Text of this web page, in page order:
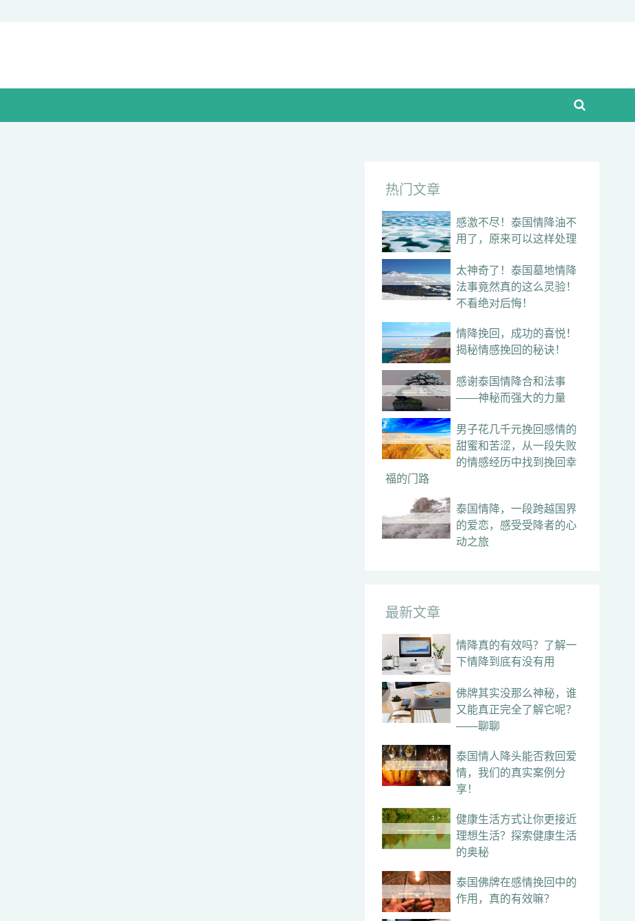
热门文章
感激不尽！泰国情降油不
用了，原来可以这样处理
太神奇了！泰国墓地情降
法事竟然真的这么灵验！
不看绝对后悔！
情降挽回，成功的喜悦！
揭秘情感挽回的秘诀！
感谢泰国情降合和法事
——神秘而强大的力量
男子花几千元挽回感情的
甜蜜和苦涩，从一段失败
的情感经历中找到挽回幸
福的门路
泰国情降，一段跨越国界
的爱恋，感受受降者的心
动之旅
最新文章
情降真的有效吗？了解一
下情降到底有没有用
佛牌其实没那么神秘，谁
又能真正完全了解它呢？
——聊聊
泰国情人降头能否救回爱
情，我们的真实案例分
享！
健康生活方式让你更接近
理想生活？探索健康生活
的奥秘
泰国佛牌在感情挽回中的
作用，真的有效嘛？